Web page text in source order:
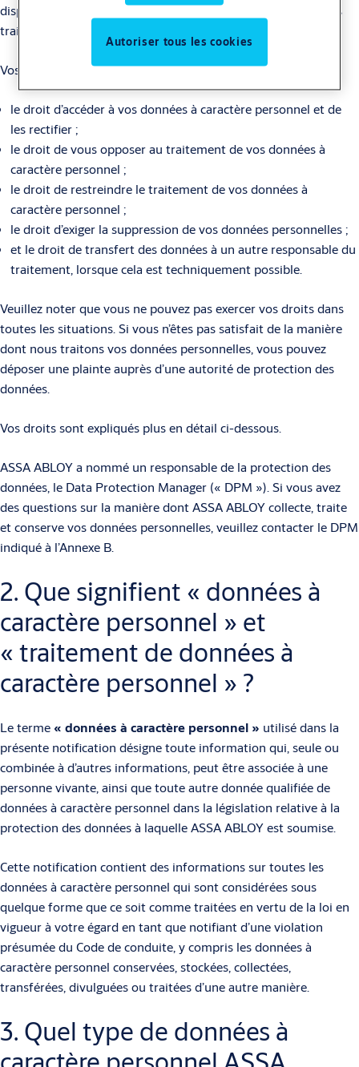
disposez de plusieurs droits concernant la manière dont nous
traitons vos données à caractère personnel.
Vos droits comprennent :
le droit d’accéder à vos données à caractère personnel et de
les rectifier ;
le droit de vous opposer au traitement de vos données à
caractère personnel ;
le droit de restreindre le traitement de vos données à
caractère personnel ;
le droit d’exiger la suppression de vos données personnelles ;
et le droit de transfert des données à un autre responsable du
traitement, lorsque cela est techniquement possible.
Veuillez noter que vous ne pouvez pas exercer vos droits dans
toutes les situations. Si vous n’êtes pas satisfait de la manière
dont nous traitons vos données personnelles, vous pouvez
déposer une plainte auprès d’une autorité de protection des
données.
Vos droits sont expliqués plus en détail ci-dessous.
ASSA ABLOY a nommé un responsable de la protection des
données, le Data Protection Manager (« DPM »). Si vous avez
des questions sur la manière dont ASSA ABLOY collecte, traite
et conserve vos données personnelles, veuillez contacter le DPM
indiqué à l’Annexe B.
2. Que signifient « données à
caractère personnel » et
« traitement de données à
caractère personnel » ?
Le terme « données à caractère personnel » utilisé dans la
présente notification désigne toute information qui, seule ou
combinée à d’autres informations, peut être associée à une
personne vivante, ainsi que toute autre donnée qualifiée de
données à caractère personnel dans la législation relative à la
protection des données à laquelle ASSA ABLOY est soumise.
Cette notification contient des informations sur toutes les
données à caractère personnel qui sont considérées sous
quelque forme que ce soit comme traitées en vertu de la loi en
vigueur à votre égard en tant que notifiant d’une violation
présumée du Code de conduite, y compris les données à
caractère personnel conservées, stockées, collectées,
transférées, divulguées ou traitées d’une autre manière.
3. Quel type de données à
Autoriser tous les cookies